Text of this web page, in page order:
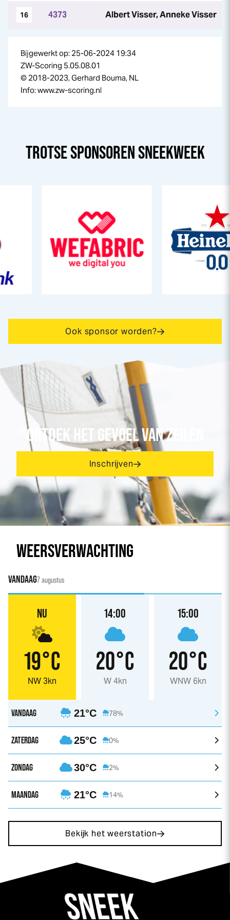
16 4373 Albert Visser, Anneke Visser
Bijgewerkt op: 25-06-2024 19:34
ZW-Scoring 5.05.08.01
© 2018-2023, Gerhard Bouma, NL
Info: www.zw-scoring.nl
TROTSE SPONSORENSNEEKWEEK
Ook sponsor worden?
ONTDEK HET GEVOEL VAN ZEILEN
Inschrijven
WEERSVERWACHTING
VANDAAG7 augustus
NU
19°C
NW 3kn
14:00
20°C
W 4kn
15:00
20°C
WNW 6kn
VANDAAG 21°C 78%
ZATERDAG 25°C 0%
ZONDAG 30°C 2%
MAANDAG 21°C 14%
Bekijk het weerstation